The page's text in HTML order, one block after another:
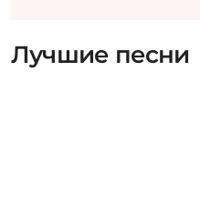
Лучшие песни